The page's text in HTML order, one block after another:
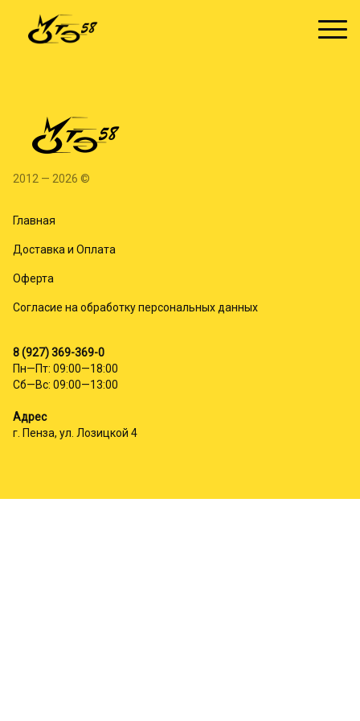
2012 — 2026 ©
Главная
Доставка и Оплата
Оферта
Согласие на обработку персональных данных
8 (927) 369-369-0
Пн—Пт: 09:00—18:00
Сб—Вс: 09:00—13:00
Адрес
г. Пенза, ул. Лозицкой 4